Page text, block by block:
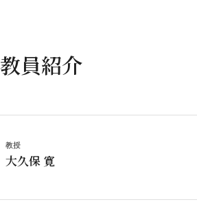
教員紹介
教授
大久保 寛